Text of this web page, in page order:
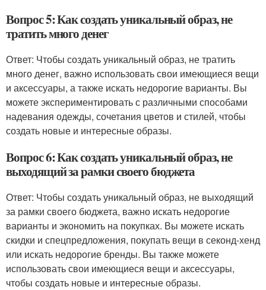
Вопрос 5: Как создать уникальный образ, не
тратить много денег
Ответ: Чтобы создать уникальный образ, не тратить
много денег, важно использовать свои имеющиеся вещи
и аксессуары, а также искать недорогие варианты. Вы
можете экспериментировать с различными способами
надевания одежды, сочетания цветов и стилей, чтобы
создать новые и интересные образы.
Вопрос 6: Как создать уникальный образ, не
выходящий за рамки своего бюджета
Ответ: Чтобы создать уникальный образ, не выходящий
за рамки своего бюджета, важно искать недорогие
варианты и экономить на покупках. Вы можете искать
скидки и спецпредложения, покупать вещи в секонд-хенд
или искать недорогие бренды. Вы также можете
использовать свои имеющиеся вещи и аксессуары,
чтобы создать новые и интересные образы.